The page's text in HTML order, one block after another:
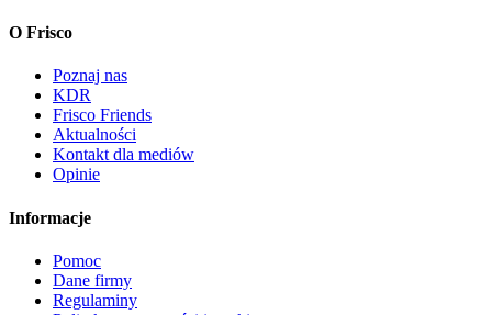
O Frisco
Poznaj nas
KDR
Frisco Friends
Aktualności
Kontakt dla mediów
Opinie
Informacje
Pomoc
Dane firmy
Regulaminy